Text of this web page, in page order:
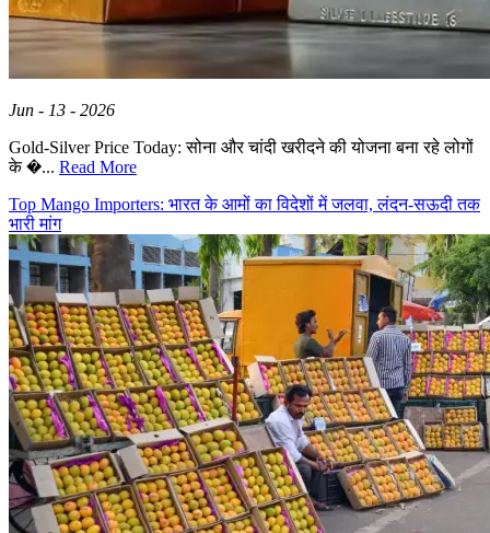
Jun - 13 - 2026
Gold-Silver Price Today: सोना और चांदी खरीदने की योजना बना रहे लोगों
के �... Read More
Top Mango Importers: भारत के आमों का विदेशों में जलवा, लंदन-सऊदी तक
भारी मांग